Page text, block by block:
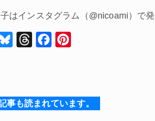
はインスタグラム（@nicoami）で発
X
Bl
k
T
d
F
b
st
事も読まれています。